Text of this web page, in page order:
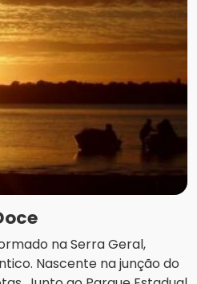
na Serra Geral,
Nascente na junção do